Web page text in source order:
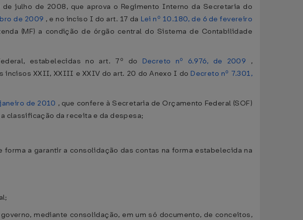
julho de 2008, que aprova o Regimento Interno da Secretaria do
de 2009 , e no inciso I do art. 17 da Lei nº 10.180, de 6 de fevereiro
(MF) a condição de órgão central do Sistema de Contabilidade
estabelecidas no art. 7º do Decreto nº 6.976, de 2009 ,
incisos XXII, XXIII e XXIV do art. 20 do Anexo I do Decreto nº 7.301,
de 2010 , que confere à Secretaria de Orçamento Federal (SOF)
classificação da receita e da despesa;
a garantir a consolidação das contas na forma estabelecida na
mediante consolidação, em um só documento, de conceitos,